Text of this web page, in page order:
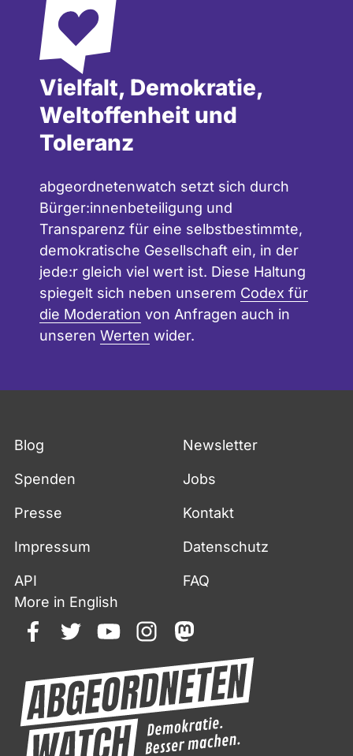
Vielfalt, Demokratie,
Weltoffenheit und
Toleranz
abgeordnetenwatch setzt sich durch
Bürger:innenbeteiligung und
Transparenz für eine selbstbestimmte,
demokratische Gesellschaft ein, in der
jede:r gleich viel wert ist. Diese Haltung
spiegelt sich neben unserem Codex für
die Moderation von Anfragen auch in
unseren Werten wider.
Blog Newsletter
Spenden Jobs
Presse Kontakt
Impressum Datenschutz
API
FAQ
More in English
facebooktwitteryoutubeinstagrammastodon